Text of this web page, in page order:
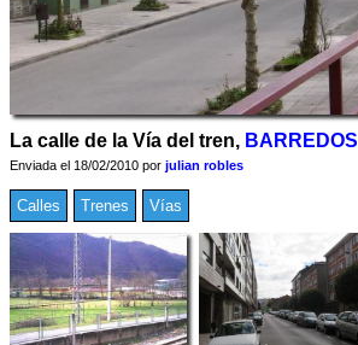
La calle de la Vía del tren, BARREDOS
Enviada el 18/02/2010 por julian robles
Calles Trenes Vías